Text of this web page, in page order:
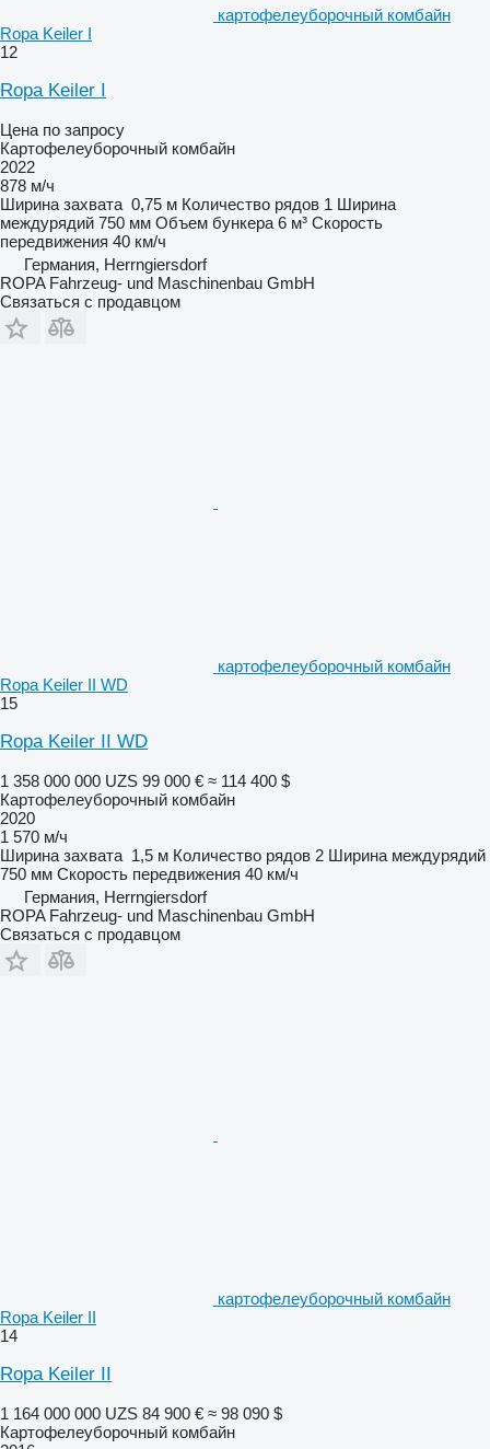
картофелеуборочный комбайн
Ropa Keiler I
12
Ropa Keiler I
Цена по запросу
Картофелеуборочный комбайн
2022
878 м/ч
Ширина захвата 0,75 м Количество рядов 1 Ширина
междурядий 750 мм Объем бункера 6 м³ Скорость
передвижения 40 км/ч
Германия, Herrngiersdorf
ROPA Fahrzeug- und Maschinenbau GmbH
Связаться с продавцом
картофелеуборочный комбайн
Ropa Keiler II WD
15
Ropa Keiler II WD
1 358 000 000 UZS 99 000 € ≈ 114 400 $
Картофелеуборочный комбайн
2020
1 570 м/ч
Ширина захвата 1,5 м Количество рядов 2 Ширина междурядий
750 мм Скорость передвижения 40 км/ч
Германия, Herrngiersdorf
ROPA Fahrzeug- und Maschinenbau GmbH
Связаться с продавцом
картофелеуборочный комбайн
Ropa Keiler II
14
Ropa Keiler II
1 164 000 000 UZS 84 900 € ≈ 98 090 $
Картофелеуборочный комбайн